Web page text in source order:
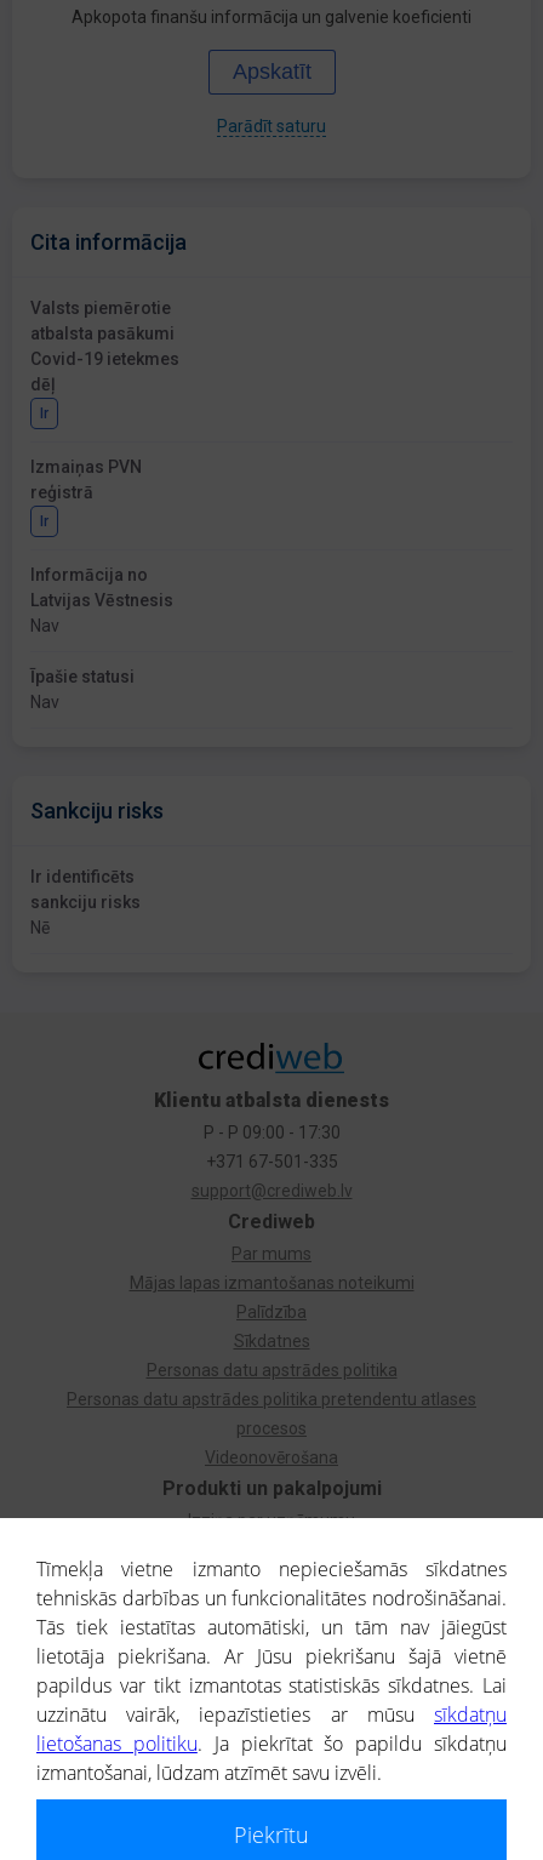
Apkopota finanšu informācija un galvenie koeficienti
Apskatīt
Parādīt saturu
Cita informācija
Valsts piemērotie
atbalsta pasākumi
Covid-19 ietekmes
dēļ
Ir
Izmaiņas PVN
reģistrā
Ir
Informācija no
Latvijas Vēstnesis
Nav
Īpašie statusi
Nav
Sankciju risks
Ir identificēts
sankciju risks
Nē
Produkti un pakalpojumi
Izziņa par uzņēmumu
Dzimtas koks
Uzņēmumu atlase
Monitorings
Kredītizziņa par ārvalstu uzņēmumiem
Crediweb
Par mums
Mājas lapas izmantošanas noteikumi
Palīdzība
Sīkdatnes
Personas datu apstrādes politika
Personas datu apstrādes politika pretendentu atlases
procesos
Videonovērošana
Klientu atbalsta dienests
P - P 09:00 - 17:30
+371 67-501-335
support@crediweb.lv
® CREDITREFORM Latvija
SIA
Tīmekļa vietne izmanto nepieciešamās sīkdatnes
tehniskās darbības un funkcionalitātes nodrošināšanai.
Tās tiek iestatītas automātiski, un tām nav jāiegūst
lietotāja piekrišana. Ar Jūsu piekrišanu šajā vietnē
papildus var tikt izmantotas statistiskās sīkdatnes. Lai
uzzinātu vairāk, iepazīstieties ar mūsu sīkdatņu
lietošanas politiku. Ja piekrītat šo papildu sīkdatņu
izmantošanai, lūdzam atzīmēt savu izvēli.
Piekrītu